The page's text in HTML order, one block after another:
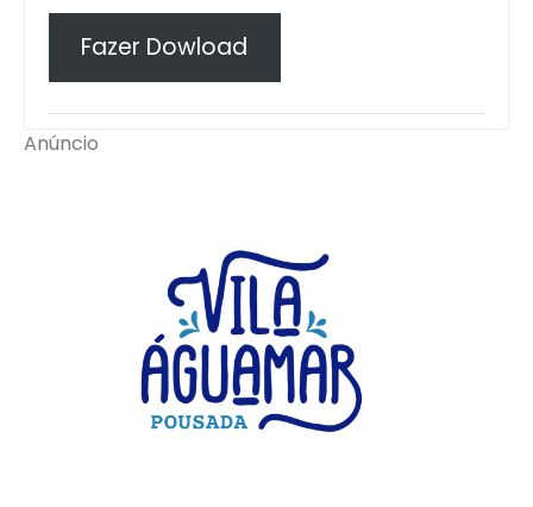
Fazer Dowload
Anúncio